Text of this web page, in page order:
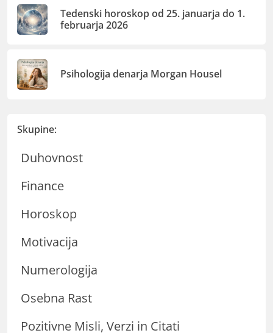
Tedenski horoskop od 25. januarja do 1.
februarja 2026
Psihologija denarja Morgan Housel
Skupine:
Duhovnost
Finance
Horoskop
Motivacija
Numerologija
Osebna Rast
Pozitivne Misli, Verzi in Citati